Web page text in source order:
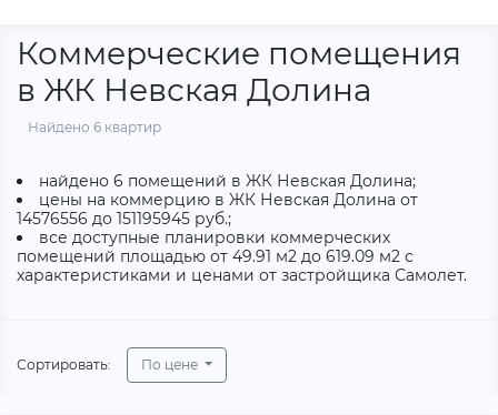
Коммерческие помещения
в ЖК Невская Долина
Найдено 6 квартир
найдено 6 помещений в ЖК Невская Долина;
цены на коммерцию в ЖК Невская Долина от
14576556 до 151195945 руб.;
все доступные планировки коммерческих
помещений площадью от 49.91 м2 до 619.09 м2 с
характеристиками и ценами от застройщика Самолет.
Сортировать: По цене